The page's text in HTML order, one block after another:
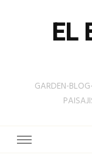
EL
GARDEN-